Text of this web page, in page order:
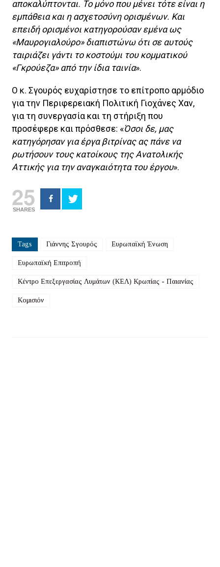
αποκαλύπτονται. Το μόνο που μένει τότε είναι η
εμπάθεια και η ασχετοσύνη ορισμένων. Και
επειδή ορισμένοι κατηγορούσαν εμένα ως
«Μαυρογιαλούρο» διαπιστώνω ότι σε αυτούς
ταιριάζει γάντι το κοστούμι του κομματικού
«Γκρούεζα» από την ίδια ταινία».
Ο κ. Σγουρός ευχαρίστησε το επίτροπο αρμόδιο
για την Περιφερειακή Πολιτική Γιοχάνες Χαν,
για τη συνεργασία και τη στήριξη που
προσέφερε και πρόσθεσε: «Όσοι δε, μας
κατηγόρησαν για έργα βιτρίνας ας πάνε να
ρωτήσουν τους κατοίκους της Ανατολικής
Αττικής για την αναγκαιότητα του έργου».
25
SHARES
Tags Γιάννης Σγουρός Ευρωπαϊκή Ένωση
Ευρωπαϊκή Επιτροπή
Κέντρο Επεξεργασίας Λυμάτων (ΚΕΛ) Κρωπίας - Παιανίας
Κομισιόν